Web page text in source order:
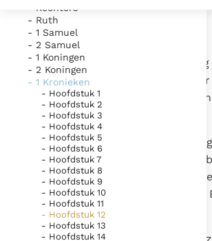
Lezen
Documenten
Bijbel
Thema’s
Berichten
Denzinger
Over ons
Nieuwste Documenten
5. Het gebed van de Kerk
In Christus wordt onze honger vervuld
Leer de kostbare parel van Gods
herkennen
Gods Koninkrijk groeit stilletjes door
- Rechters
- Ruth
- 1 Samuel
- 2 Samuel
- 1 Koningen
- 2 Koningen
- 1 Kronieken
- Hoofdstuk 1
- Hoofdstuk 2
- Hoofdstuk 3
- Hoofdstuk 4
- Hoofdstuk 5
- Hoofdstuk 6
- Hoofdstuk 7
- Hoofdstuk 8
- Hoofdstuk 9
- Hoofdstuk 10
- Hoofdstuk 11
- Hoofdstuk 12
- Hoofdstuk 13
- Hoofdstuk 14
- Hoofdstuk 12
Dit zijn degenen die zich in Siklag
aansloten, toen hij zich niet
aan het hof van Saul, de zoon
helden, geduchte strijders,
met bogen uitgerust, even
- als met de rechterhand, zowel
van stenen als bij het schieten
Van de stamgenoten van Saul uit